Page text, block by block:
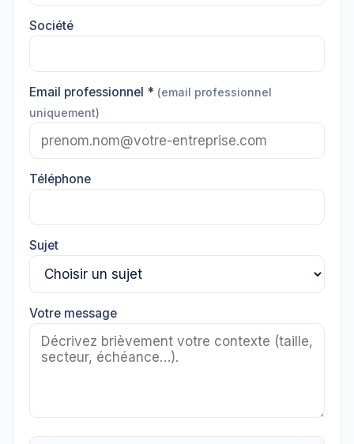
Société
Email professionnel * (email professionnel
uniquement)
Téléphone
Sujet
Votre message